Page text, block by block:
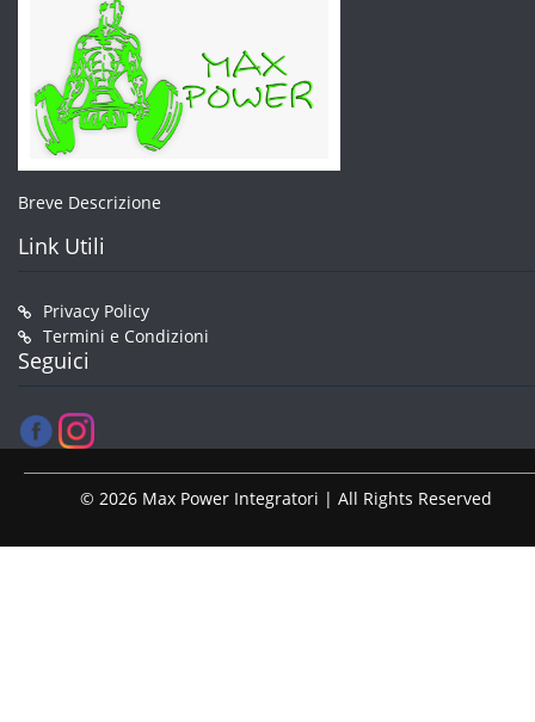
Breve Descrizione
Link Utili
Privacy Policy
Termini e Condizioni
Seguici
© 2026 Max Power Integratori | All Rights Reserved